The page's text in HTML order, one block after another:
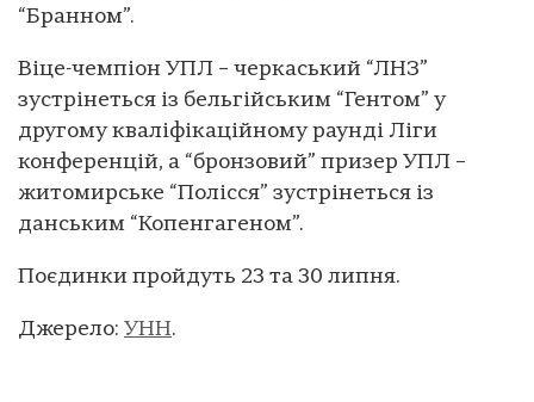
“Бранном”.
Віце-чемпіон УПЛ – черкаський “ЛНЗ”
зустрінеться із бельгійським “Гентом” у
другому кваліфікаційному раунді Ліги
конференцій, а “бронзовий” призер УПЛ –
житомирське “Полісся” зустрінеться із
данським “Копенгагеном”.
Поєдинки пройдуть 23 та 30 липня.
Джерело: УНН.